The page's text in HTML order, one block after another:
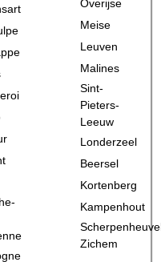
Overijse
Meise
Leuven
Malines
Sint-
Pieters-
Leeuw
Londerzeel
Beersel
Kortenberg
Kampenhout
Zichem